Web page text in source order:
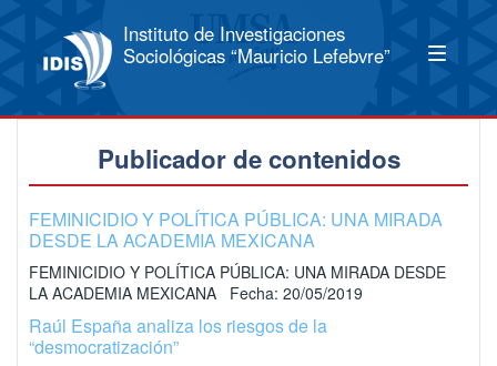
Instituto de Investigaciones
Sociológicas “Mauricio Lefebvre”
Publicador de contenidos
FEMINICIDIO Y POLÍTICA PÚBLICA: UNA MIRADA
DESDE LA ACADEMIA MEXICANA
FEMINICIDIO Y POLÍTICA PÚBLICA: UNA MIRADA DESDE
LA ACADEMIA MEXICANA Fecha: 20/05/2019
Raúl España analiza los riesgos de la
“desmocratización”